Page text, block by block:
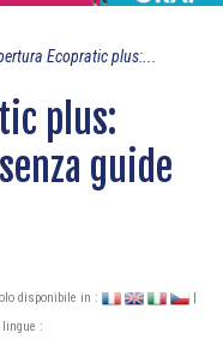
Ecopratic plus:...
plus:
guide
disponibile in :
: